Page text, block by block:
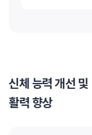
신체 능력 개선 및
활력 향상